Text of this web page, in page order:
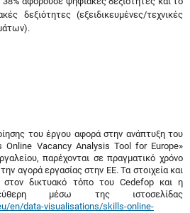
δεξιότητες (εξειδικευμένες/τεχνικές
του έργου αφορά στην ανάπτυξη του
Online Vacancy Analysis Tool for Europe»
παρέχονται σε πραγματικό χρόνο
αγορά εργασίας στην ΕΕ. Τα στοιχεία και
στον δικτυακό τόπο του Cedefop και η
μέσω της ιστοσελίδας
en/data-visualisations/skills-online-